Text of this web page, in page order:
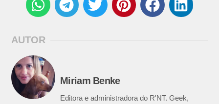
AUTOR
Miriam Benke
Editora e administradora do R'NT. Geek,